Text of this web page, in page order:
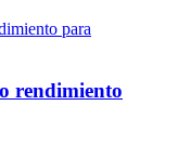
rendimiento